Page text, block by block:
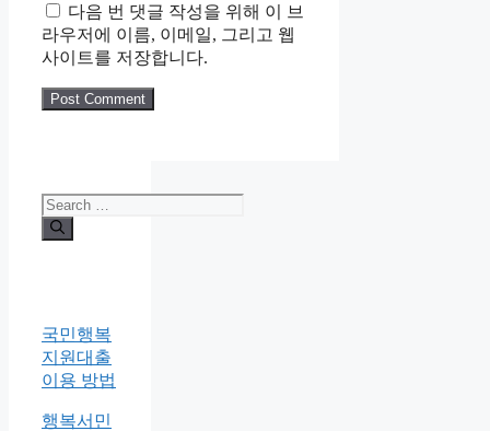
다음 번 댓글 작성을 위해 이 브
라우저에 이름, 이메일, 그리고 웹
사이트를 저장합니다.
Search
for:
국민행복
지원대출
이용 방법
행복서민